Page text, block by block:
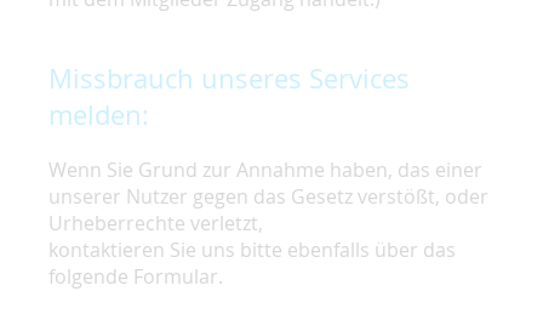
Missbrauch unseres Services
melden:
Wenn Sie Grund zur Annahme haben, das einer
unserer Nutzer gegen das Gesetz verstößt, oder
Urheberrechte verletzt,
kontaktieren Sie uns bitte ebenfalls über das
folgende Formular.